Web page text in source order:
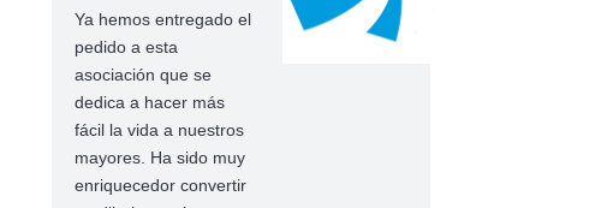
Ya hemos entregado el
pedido a esta
asociación que se
dedica a hacer más
fácil la vida a nuestros
mayores. Ha sido muy
enriquecedor convertir